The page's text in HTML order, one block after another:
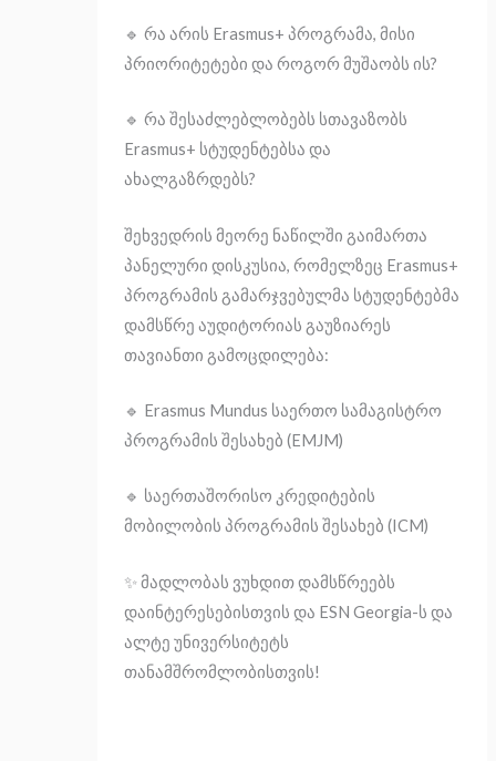
🔹 რა არის Erasmus+ პროგრამა, მისი
პრიორიტეტები და როგორ მუშაობს ის?
🔹 რა შესაძლებლობებს სთავაზობს
Erasmus+ სტუდენტებსა და
ახალგაზრდებს?
შეხვედრის მეორე ნაწილში გაიმართა
პანელური დისკუსია, რომელზეც Erasmus+
პროგრამის გამარჯვებულმა სტუდენტებმა
დამსწრე აუდიტორიას გაუზიარეს
თავიანთი გამოცდილება:
🔹 Erasmus Mundus საერთო სამაგისტრო
პროგრამის შესახებ (EMJM)
🔹 საერთაშორისო კრედიტების
მობილობის პროგრამის შესახებ (ICM)
✨ მადლობას ვუხდით დამსწრეებს
დაინტერესებისთვის და ESN Georgia-ს და
ალტე უნივერსიტეტს
თანამშრომლობისთვის!